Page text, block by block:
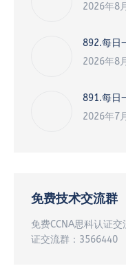
2026年8
892.每日
2026年8
891.每日
2026年7
免费技术交流群
免费CCNA思科认证
证交流群：3566440